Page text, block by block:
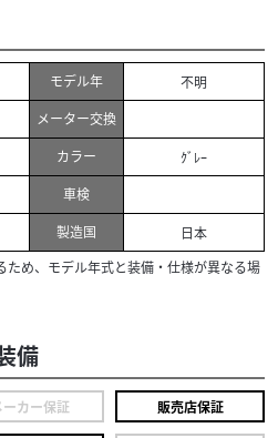
モデル年
不明
メーター交換
カラー
ｸﾞﾚｰ
車検
製造国
日本
め、モデル年式と装備・仕様が異なる場
備
ーカー保証 販売店保証